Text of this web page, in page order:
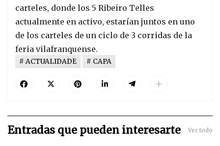
carteles, donde los 5 Ribeiro Telles
actualmente en activo, estarían juntos en uno
de los carteles de un ciclo de 3 corridas de la
feria vilafranquense.
ACTUALIDADE CAPA
Entradas que pueden interesarte Ver todo